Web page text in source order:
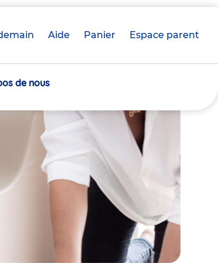
Aide Panier crèche(s)
Espace parent
de nous